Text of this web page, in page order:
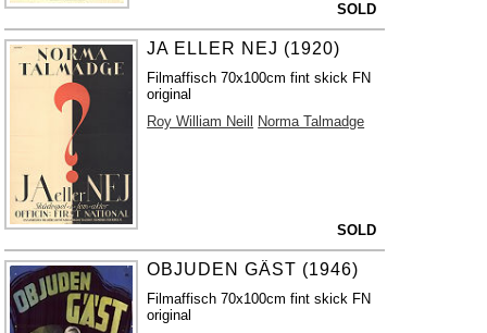
SOLD
JA ELLER NEJ (1920)
Filmaffisch 70x100cm fint skick FN
original
Roy William Neill
Norma Talmadge
SOLD
OBJUDEN GÄST (1946)
Filmaffisch 70x100cm fint skick FN
original